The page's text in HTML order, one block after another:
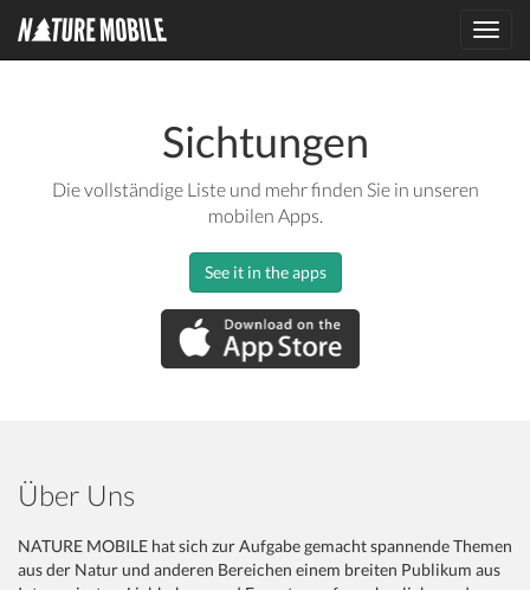
Sichtungen
Die vollständige Liste und mehr finden Sie in unseren
mobilen Apps.
See it in the apps
Über Uns
NATURE MOBILE hat sich zur Aufgabe gemacht spannende Themen
aus der Natur und anderen Bereichen einem breiten Publikum aus